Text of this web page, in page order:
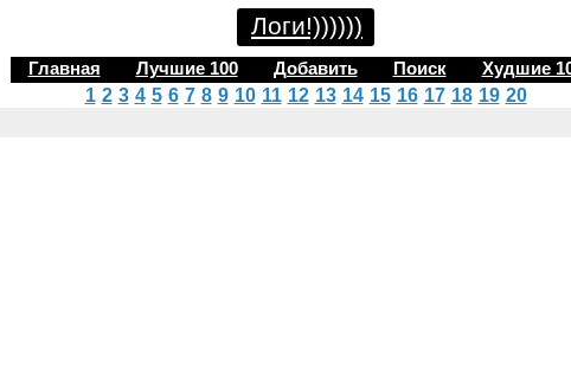
Логи!))))))
Главная Лучшие 100 Добавить Поиск Худшие
1 2 3 4 5 6 7 8 9 10 11 12 13 14 15 16 17 18 19 20